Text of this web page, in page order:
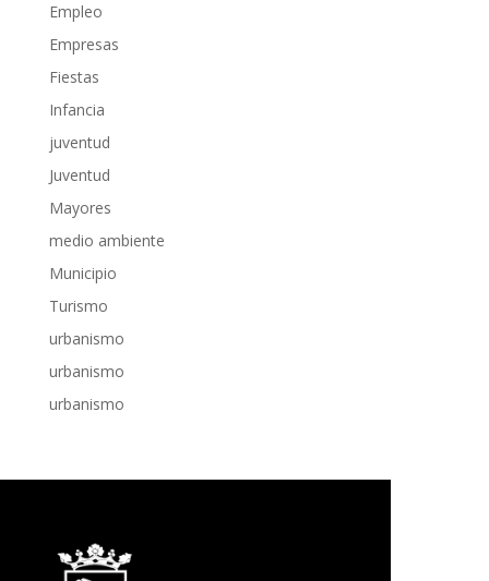
Empleo
Empresas
Fiestas
Infancia
juventud
Juventud
Mayores
medio ambiente
Municipio
Turismo
urbanismo
urbanismo
urbanismo